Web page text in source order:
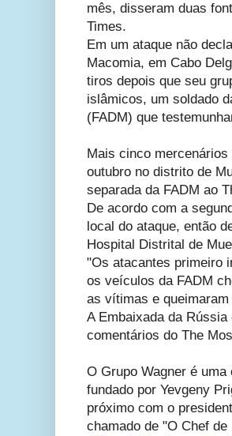
mês, disseram duas
Times.
Em um ataque não
Macomia, em Cabo
tiros depois que seu
islâmicos, um soldado
(FADM) que
Mais cinco
outubro no distrito de
separada da FADM ao
De acordo com a
local do ataque, então
Hospital Distrital de
"Os atacantes primeiro
os veículos da FADM
as vítimas e
A Embaixada da
comentários do The
O Grupo Wagner é
fundado por Yevgeny
próximo com o
chamado de "O Chef